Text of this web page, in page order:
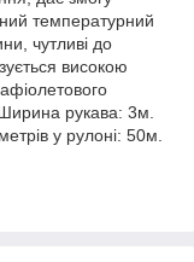
температурний
чутливі до
високою
рукава: 3м.
у рулоні: 50м.